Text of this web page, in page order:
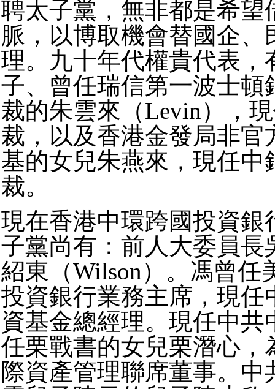
聘太子黨，無非都是希望
脈，以博取機會替國企、
理。九十年代權貴代表，
子、曾任瑞信第一波士頓
裁的朱雲來（Levin），
裁，以及香港金發局非官
基的女兒朱燕來，現任中
裁。
現在香港中環跨國投資銀
子黨尚有：前人大委員長
紹東（Wilson）。馮曾任
投資銀行業務主席，現任
資基金總經理。現任中共
任栗戰書的女兒栗潛心，
際資產管理聯席董事。中